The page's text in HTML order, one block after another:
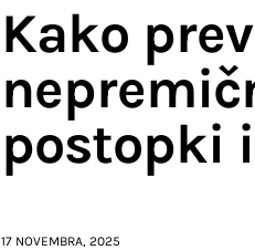
Kako
postopki
17 NOVEMBRA, 2025